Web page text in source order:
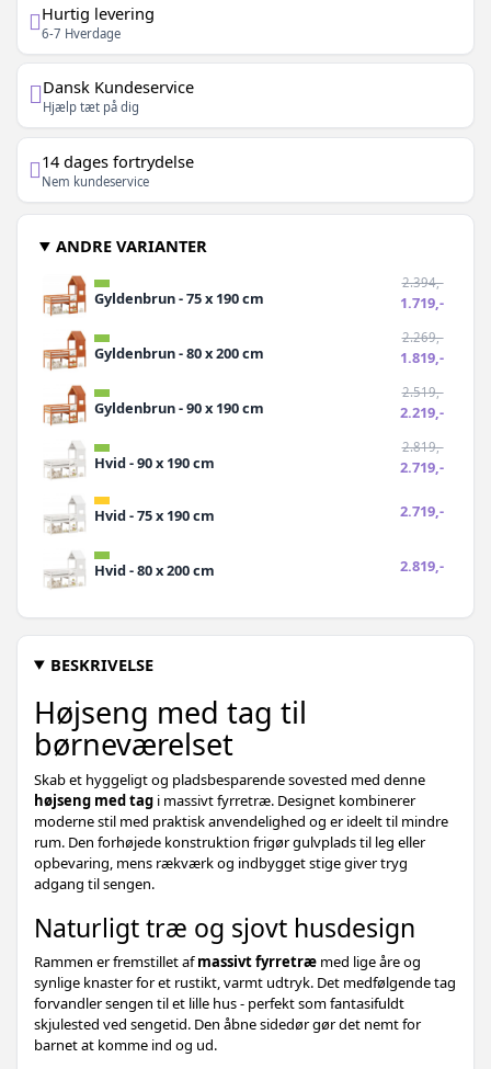
Hurtig levering
6-7 Hverdage
Dansk Kundeservice
Hjælp tæt på dig
14 dages fortrydelse
Nem kundeservice
BESKRIVELSE
Højseng med tag til
børneværelset
Skab et hyggeligt og pladsbesparende sovested med denne
højseng med tag i massivt fyrretræ. Designet kombinerer
moderne stil med praktisk anvendelighed og er ideelt til mindre
rum. Den forhøjede konstruktion frigør gulvplads til leg eller
opbevaring, mens rækværk og indbygget stige giver tryg
adgang til sengen.
Naturligt træ og sjovt husdesign
Rammen er fremstillet afmassivt fyrretræ med lige åre og
synlige knaster for et rustikt, varmt udtryk. Det medfølgende tag
forvandler sengen til et lille hus - perfekt som fantasifuldt
skjulested ved sengetid. Den åbne sidedør gør det nemt for
barnet at komme ind og ud.
ANDRE VARIANTER
Gyldenbrun - 75 x 190 cm
2.394,-
1.719,-
Gyldenbrun - 80 x 200 cm
2.269,-
1.819,-
Gyldenbrun - 90 x 190 cm
2.519,-
2.219,-
Hvid - 90 x 190 cm
2.819,-
2.719,-
Hvid - 75 x 190 cm 2.719,-
Hvid - 80 x 200 cm 2.819,-